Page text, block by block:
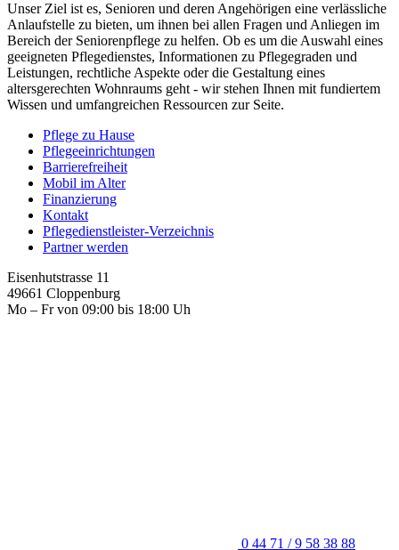
Unser Ziel ist es, Senioren und deren Angehörigen eine verlässliche
Anlaufstelle zu bieten, um ihnen bei allen Fragen und Anliegen im
Bereich der Seniorenpflege zu helfen. Ob es um die Auswahl eines
geeigneten Pflegedienstes, Informationen zu Pflegegraden und
Leistungen, rechtliche Aspekte oder die Gestaltung eines
altersgerechten Wohnraums geht - wir stehen Ihnen mit fundiertem
Wissen und umfangreichen Ressourcen zur Seite.
Pflege zu Hause
Pflegeeinrichtungen
Barrierefreiheit
Mobil im Alter
Finanzierung
Kontakt
Pflegedienstleister-Verzeichnis
Partner werden
Eisenhutstrasse 11
49661 Cloppenburg
Mo – Fr von 09:00 bis 18:00 Uh
0 44 71 / 9 58 38 88